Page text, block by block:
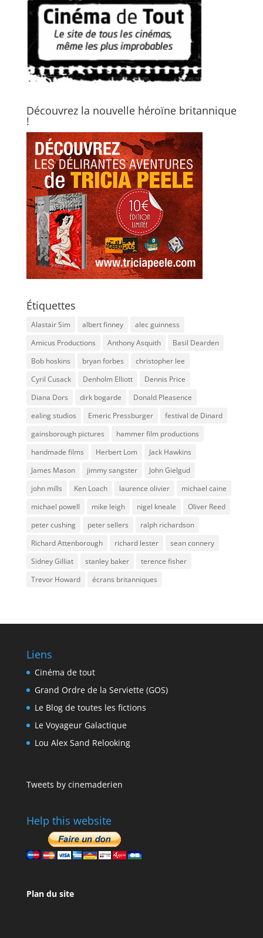
Découvrez la nouvelle héroïne britannique
!
Étiquettes
Alastair Sim albert finney
alec guinness
Amicus Productions
Anthony Asquith
Basil Dearden
Bob hoskins
bryan forbes
christopher lee
Cyril Cusack
Denholm Elliott
Dennis Price
Diana Dors
dirk bogarde
Donald Pleasence
ealing studios
Emeric Pressburger
festival de Dinard
gainsborough pictures
hammer film productions
handmade films
Herbert Lom
Jack Hawkins
James Mason
jimmy sangster
John Gielgud
john mills
Ken Loach laurence olivier
michael caine
michael powell
mike leigh nigel kneale
Oliver Reed
peter cushing
peter sellers
ralph richardson
Richard Attenborough
richard lester
sean connery
Sidney Gilliat
stanley baker
terence fisher
Trevor Howard
écrans britanniques
Liens
Cinéma de tout
Grand Ordre de la Serviette (GOS)
Le Blog de toutes les fictions
Le Voyageur Galactique
Lou Alex Sand Relooking
Tweets by cinemaderien
Help this website
Plan du site